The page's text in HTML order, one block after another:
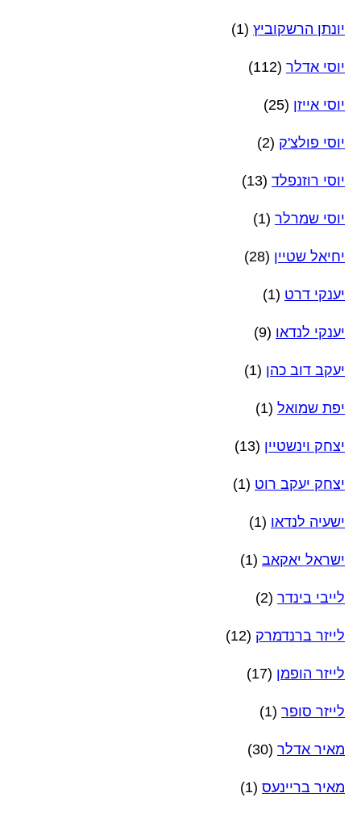
יונתן הרשקוביץ (1)
יוסי אדלר (112)
יוסי אייזן (25)
יוסי פולצ'ק (2)
יוסי רוזנפלד (13)
יוסי שמרלר (1)
יחיאל שטיין (28)
יענקי דרט (1)
יענקי לנדאו (9)
יעקב דוב כהן (1)
יפת שמואל (1)
יצחק וינשטיין (13)
יצחק יעקב רוט (1)
ישעיה לנדאו (1)
ישראל יאקאב (1)
לייבי בינדר (2)
לייזר ברנדמרק (12)
לייזר הופמן (17)
לייזר סופר (1)
מאיר אדלר (30)
מאיר בריינעס (1)